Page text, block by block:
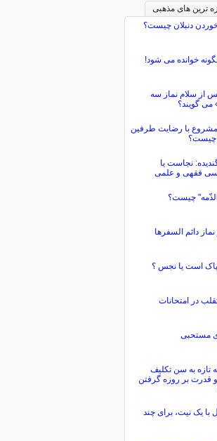
ترین های مذهبی
دنبلان چیست؟
خوانده می شود!
از سلام نماز سه
می گویند؟
با رضایت طرفین
چیست؟
نجاست یا
فقهی و علمی
چیست؟
دائم السفرها
است یا نجس ؟
در امتحانات
مستحبی
تازه به سن تکلیف
قدرت بر روزه گرفتن
با یک نیت، برای چند